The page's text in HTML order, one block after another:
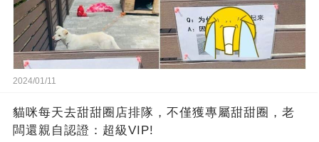
2024/01/11
貓咪每天去甜甜圈店排隊，不僅獲專屬甜甜圈，老
闆還親自認證：超級VIP!